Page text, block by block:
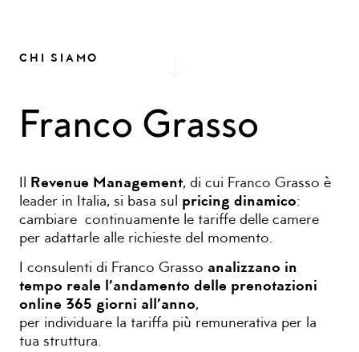
CHI SIAMO
Franco Grasso
Il Revenue Management, di cui Franco Grasso è
leader in Italia, si basa sul pricing dinamico:
cambiare continuamente le tariffe delle camere
per adattarle alle richieste del momento.
I consulenti di Franco Grasso analizzano in
tempo reale l’andamento delle prenotazioni
online 365 giorni all’anno,
per individuare la tariffa più remunerativa per la
tua struttura.